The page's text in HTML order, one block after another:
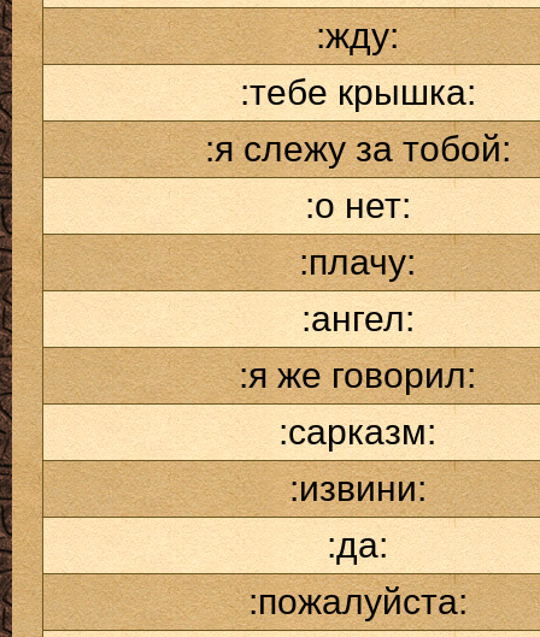
:жду:
:тебе крышка:
:я слежу за тобой:
:о нет:
:плачу:
:ангел:
:я же говорил:
:сарказм:
:извини:
:да:
:пожалуйста: